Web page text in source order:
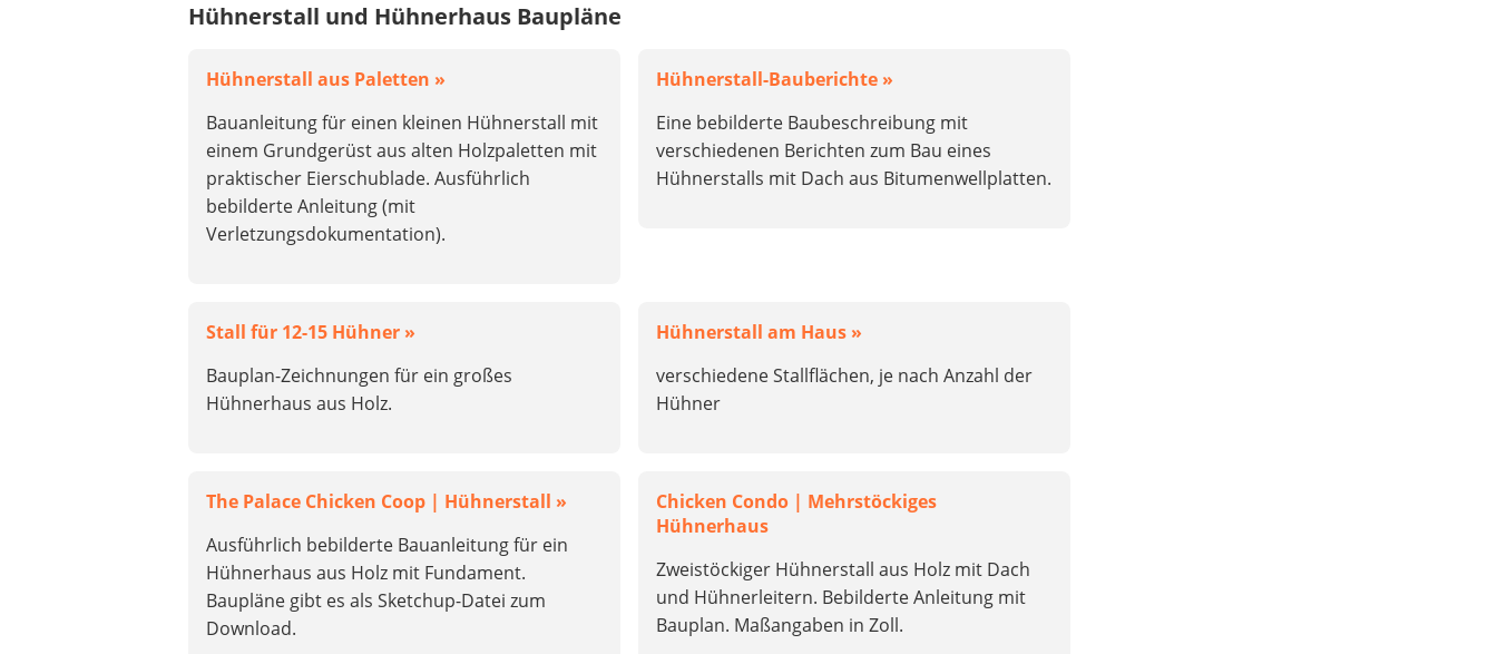
Hühnerstall und Hühnerhaus Baupläne
Hühnerstall aus Paletten »
Bauanleitung für einen kleinen Hühnerstall mit
einem Grundgerüst aus alten Holzpaletten mit
praktischer Eierschublade. Ausführlich
bebilderte Anleitung (mit
Verletzungsdokumentation).
Hühnerstall-Bauberichte »
Eine bebilderte Baubeschreibung mit
verschiedenen Berichten zum Bau eines
Hühnerstalls mit Dach aus Bitumenwellplatten.
Stall für 12-15 Hühner »
Bauplan-Zeichnungen für ein großes
Hühnerhaus aus Holz.
Hühnerstall am Haus »
verschiedene Stallflächen, je nach Anzahl der
Hühner
The Palace Chicken Coop | Hühnerstall »
Ausführlich bebilderte Bauanleitung für ein
Hühnerhaus aus Holz mit Fundament.
Baupläne gibt es als Sketchup-Datei zum
Download.
Chicken Condo | Mehrstöckiges
Hühnerhaus
Zweistöckiger Hühnerstall aus Holz mit Dach
und Hühnerleitern. Bebilderte Anleitung mit
Bauplan. Maßangaben in Zoll.